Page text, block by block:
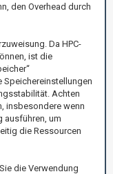
den Overhead durch
Da HPC-
ist die
Speichereinstellungen
Achten
insbesondere wenn
ausführen, um
die Ressourcen
die Verwendung